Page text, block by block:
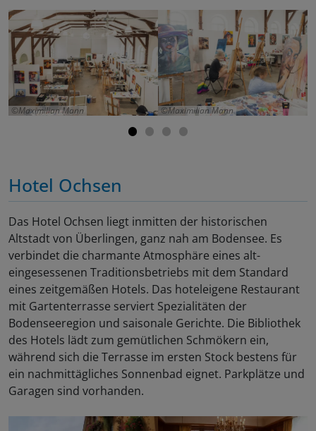
Maximilian Mann Maximilian Mann
Hotel Ochsen
Das Hotel Ochsen liegt inmitten der historischen
Altstadt von Überlingen, ganz nah am Bodensee. Es
verbindet die charmante Atmosphäre eines alt-
eingesessenen Traditionsbetriebs mit dem Standard
eines zeitgemäßen Hotels. Das hoteleigene Restaurant
mit Gartenterrasse serviert Spezialitäten der
Bodenseeregion und saisonale Gerichte. Die Bibliothek
des Hotels lädt zum gemütlichen Schmökern ein,
während sich die Terrasse im ersten Stock bestens für
ein nachmittägliches Sonnenbad eignet. Parkplätze und
Garagen sind vorhanden.